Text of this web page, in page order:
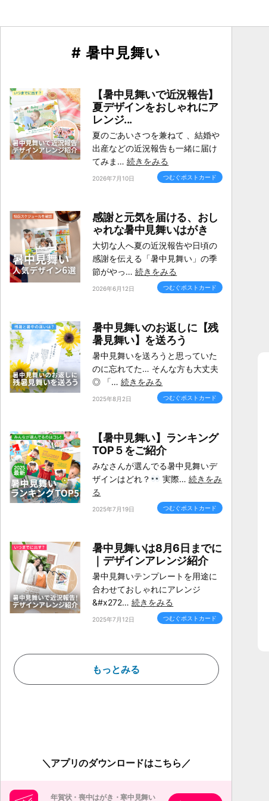
# 暑中見舞い
【暑中見舞いで近況報告】
夏デザインをおしゃれにア
レンジ...
夏のごあいさつを兼ねて 、結婚や
出産などの近況報告も一緒に届け
てみま…続きをみる
2026年7月10日 つむぐポストカード
感謝と元気を届ける、おし
ゃれな暑中見舞いはがき
大切な人へ夏の近況報告や日頃の
感謝を伝える「暑中見舞い」の季
節がやっ…続きをみる
2026年6月12日 つむぐポストカード
暑中見舞いのお返しに【残
暑見舞い】を送ろう
暑中見舞いを送ろうと思っていた
のに忘れてた… そんな方も大丈夫
◎ 「…続きをみる
2025年8月2日 つむぐポストカード
【暑中見舞い】ランキング
TOP５をご紹介
みなさんが選んでる暑中見舞いデ
ザインはどれ？
実際…続きをみ
る
2025年7月19日 つむぐポストカード
暑中見舞いは8月6日までに
｜デザインアレンジ紹介
暑中見舞いテンプレートを用途に
合わせておしゃれにアレンジ
&#x272…続きをみる
2025年7月12日 つむぐポストカード
もっとみる
アプリのダウンロードはこちら
年賀状・喪中はがき・寒中見舞い